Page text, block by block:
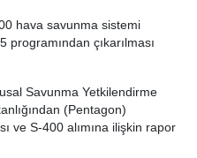
hava savunma sistemi
çıkarılması
Savunma Yetkilendirme
(Pentagon)
ve S-400 alımına ilişkin rapor